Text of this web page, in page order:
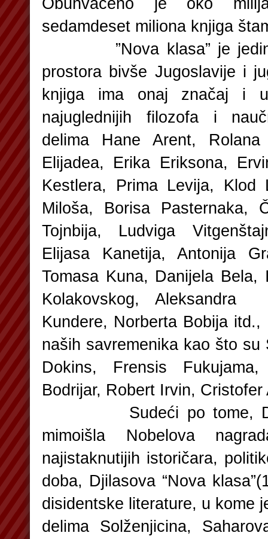
sedamdeset miliona knjiga
”Nova klasa” je jedino
prostora bivše Jugoslavije i
knjiga ima onaj značaj i
najuglednijih filozofa i
delima Hane Arent, Rolana
Elijadea, Erika Eriksona,
Kestlera, Prima Levija, Klod
Miloša, Borisa Pasternaka,
Tojnbija, Ludviga
Elijasa Kanetija, Antonija
Tomasa Kuna, Danijela Bela,
Kolakovskog, Aleksandra
Kundere, Norberta Bobija
naših savremenika kao što su
Dokins, Frensis
Bodrijar, Robert Irvin,
Sudeći po tome,
mimoišla Nobelova
najistaknutijih istoričara,
doba, Djilasova “Nova
disidentske literature, u kome
delima Solženjicina,